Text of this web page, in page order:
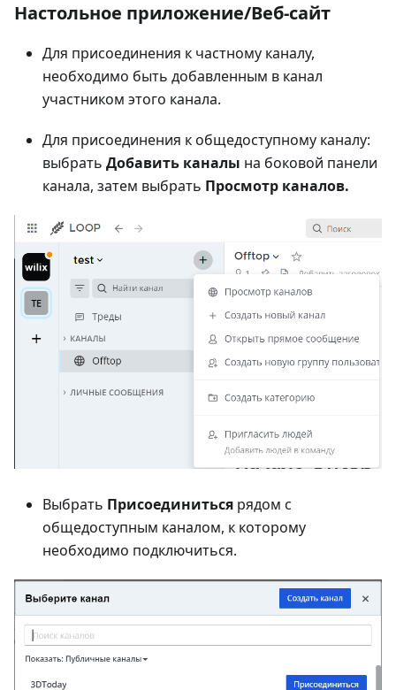
Настольное приложение/Веб-сайт
Для присоединения к частному каналу,
необходимо быть добавленным в канал
участником этого канала.
Для присоединения к общедоступному каналу:
выбрать Добавить каналы на боковой панели
канала, затем выбрать Просмотр каналов.
Выбрать Присоединиться рядом с
общедоступным каналом, к которому
необходимо подключиться.